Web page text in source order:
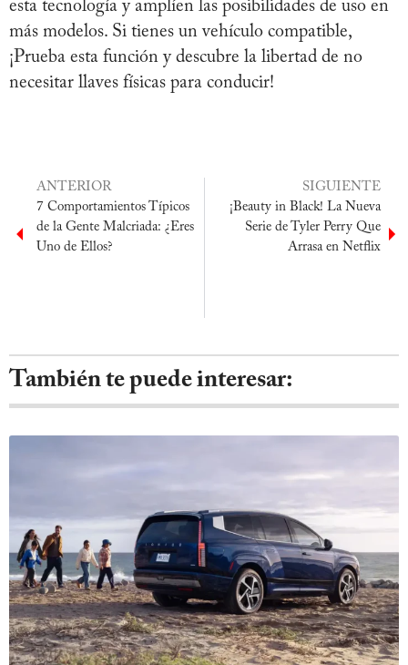
esta tecnología y amplíen las posibilidades de uso en
más modelos. Si tienes un vehículo compatible,
¡Prueba esta función y descubre la libertad de no
necesitar llaves físicas para conducir!
ANTERIOR
7 Comportamientos Típicos
de la Gente Malcriada: ¿Eres
Uno de Ellos?
SIGUIENTE
¡Beauty in Black! La Nueva
Serie de Tyler Perry Que
Arrasa en Netflix
También te puede interesar: